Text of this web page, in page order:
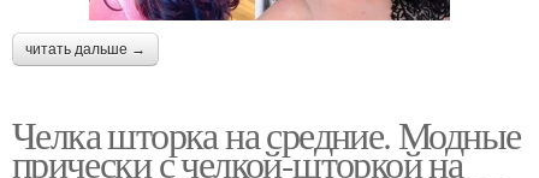
читать дальше →
Челка шторка на средние. Модные
прически с челкой-шторкой на